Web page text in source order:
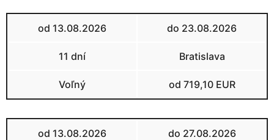
od 13.08.2026 do 23.08.2026
11 dní Bratislava
Voľný od 719,10 EUR
od 13.08.2026 do 27.08.2026